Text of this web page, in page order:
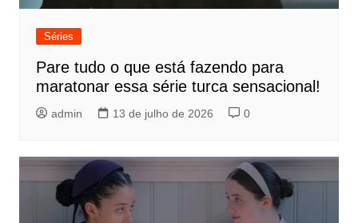
Séries
Pare tudo o que está fazendo para
maratonar essa série turca sensacional!
admin 13 de julho de 2026 0